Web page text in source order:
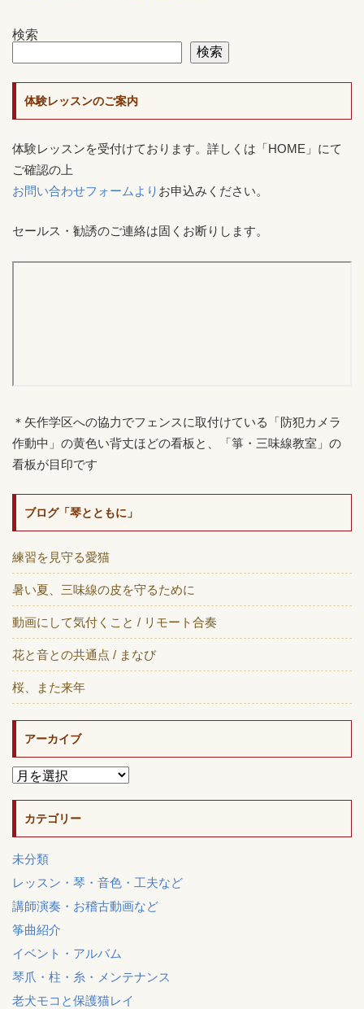
検索
検索
体験レッスンのご案内
体験レッスンを受付けております。詳しくは「HOME」にて
ご確認の上
お問い合わせフォームより お申込みください。
セールス・勧誘のご連絡は固くお断りします。
＊矢作学区への協力でフェンスに取付けている「防犯カメラ
作動中」の黄色い背丈ほどの看板と、「箏・三味線教室」の
看板が目印です
ブログ「琴とともに」
練習を見守る愛猫
暑い夏、三味線の皮を守るために
動画にして気付くこと / リモート合奏
花と音との共通点 / まなび
桜、また来年
アーカイブ
カテゴリー
未分類
レッスン・琴・音色・工夫など
講師演奏・お稽古動画など
筝曲紹介
イベント・アルバム
琴爪・柱・糸・メンテナンス
老犬モコと保護猫レイ